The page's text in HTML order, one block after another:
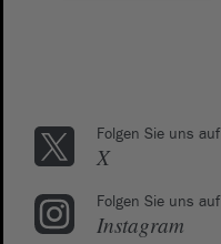
Folgen Sie uns auf
X
Folgen Sie uns auf
Instagram